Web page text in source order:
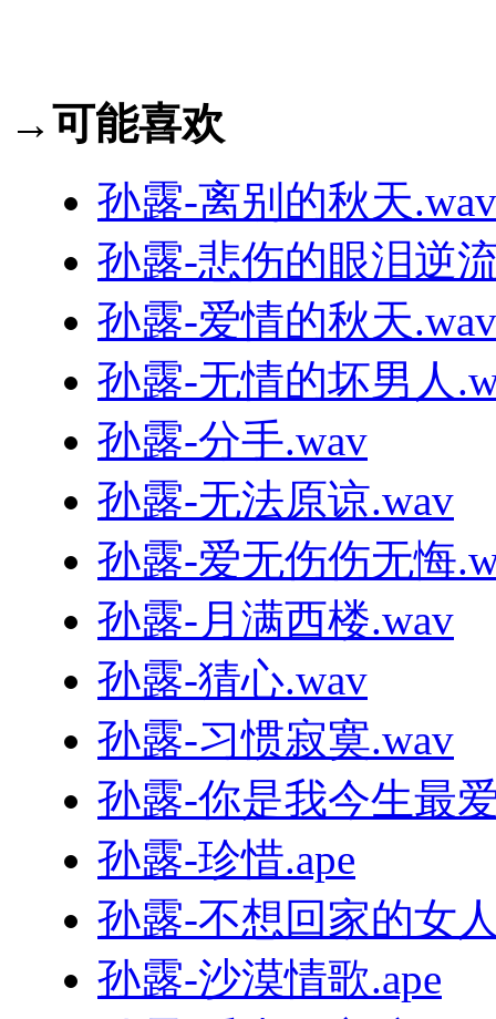
→可能喜欢
孙露-离别的秋天.wav
孙露-悲伤的眼泪逆
孙露-爱情的秋天.wav
孙露-无情的坏男人
孙露-分手.wav
孙露-无法原谅.wav
孙露-爱无伤伤无悔
孙露-月满西楼.wav
孙露-猜心.wav
孙露-习惯寂寞.wav
孙露-你是我今生最
孙露-珍惜.ape
孙露-不想回家的女
孙露-沙漠情歌.ape